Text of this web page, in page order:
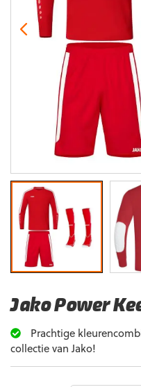
Jako Power
Prachtige
collectie van Jako!